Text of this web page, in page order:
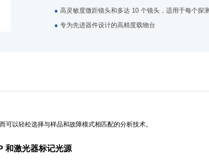
●高灵敏度微距镜头和多达 10 个镜头，适用于每个探
●专为先进器件设计的高精度载物台
以轻松选择与样品和故障模式相匹配的分析技术。
和激光器标记光源